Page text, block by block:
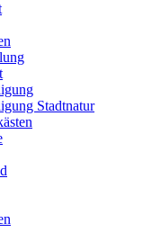
Stadtnatur